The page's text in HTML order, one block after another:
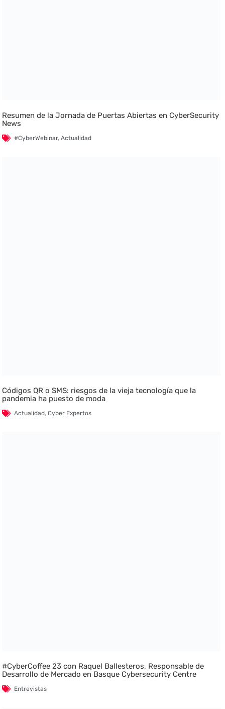
Resumen de la Jornada de Puertas Abiertas en CyberSecurity
News
#CyberWebinar,Actualidad
Códigos QR o SMS: riesgos de la vieja tecnología que la
pandemia ha puesto de moda
Actualidad,Cyber Expertos
#CyberCoffee 23 con Raquel Ballesteros, Responsable de
Desarrollo de Mercado en Basque Cybersecurity Centre
Entrevistas